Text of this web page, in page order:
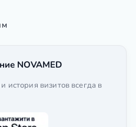
NOVAMED
история визитов всегда в